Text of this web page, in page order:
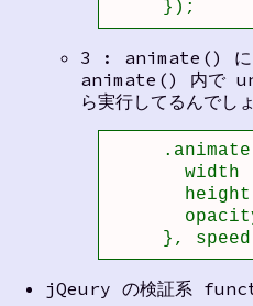
     });
3 : animate() に
animate() 内で
ら実行してるんでしょ
width
},
jQeury の検証系